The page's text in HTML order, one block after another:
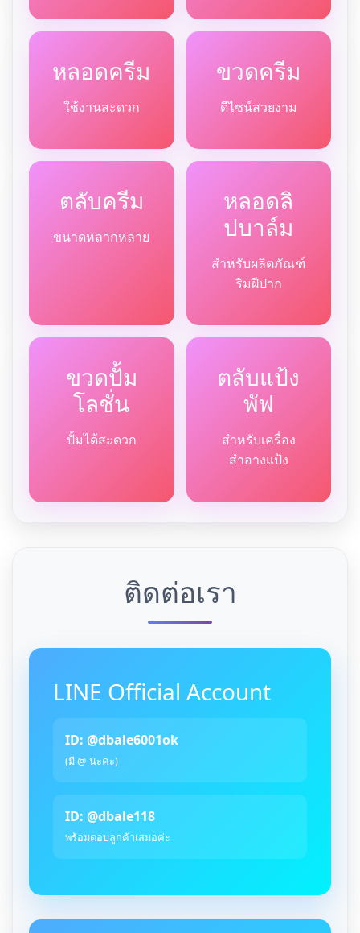
หลอดครีม
ใช้งานสะดวก
ขวดครีม
ดีไซน์สวยงาม
ตลับครีม
ขนาดหลากหลาย
หลอดลิ
ปบาล์ม
สำหรับผลิตภัณฑ์
ริมฝีปาก
ขวดปั้ม
โลชั่น
ปั้มได้สะดวก
ตลับแป้ง
พัฟ
สำหรับเครื่อง
สำอางแป้ง
ติดต่อเรา
LINE Official Account
ID: @dbale6001ok
(มี @ นะคะ)
ID: @dbale118
พร้อมตอบลูกค้าเสมอค่ะ